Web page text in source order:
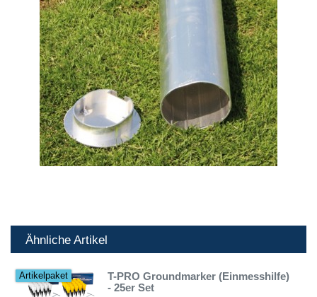
Ähnliche Artikel
Artikelpaket
T-PRO Groundmarker (Einmesshilfe)
- 25er Set